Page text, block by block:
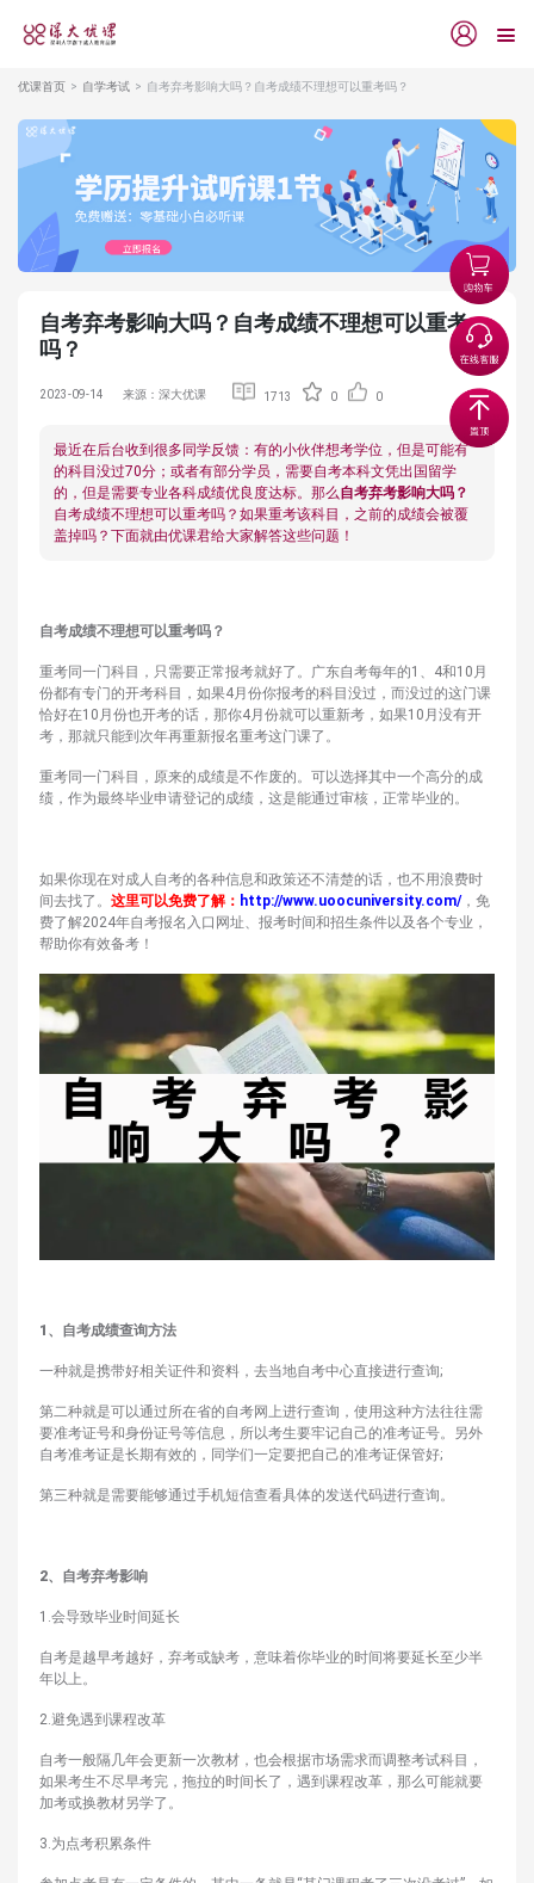
优课首页 自学考试 自考弃考影响大吗？自考成绩不理想可以重考吗？
自考弃考影响大吗？自考成绩不理想可以重考
吗？
2023-09-14 来源：深大优课 1713 0 0
最近在后台收到很多同学反馈：有的小伙伴想考学位，但是可能有
的科目没过70分；或者有部分学员，需要自考本科文凭出国留学
的，但是需要专业各科成绩优良度达标。那么自考弃考影响大吗？
自考成绩不理想可以重考吗？如果重考该科目，之前的成绩会被覆
盖掉吗？下面就由优课君给大家解答这些问题！
自考成绩不理想可以重考吗？
重考同一门科目，只需要正常报考就好了。广东自考每年的1、4和10月
份都有专门的开考科目，如果4月份你报考的科目没过，而没过的这门课
恰好在10月份也开考的话，那你4月份就可以重新考，如果10月没有开
考，那就只能到次年再重新报名重考这门课了。
重考同一门科目，原来的成绩是不作废的。可以选择其中一个高分的成
绩，作为最终毕业申请登记的成绩，这是能通过审核，正常毕业的。
如果你现在对成人自考的各种信息和政策还不清楚的话，也不用浪费时
间去找了。 这里可以免费了解： http://www.uoocuniversity.com/，免
费了解2024年自考报名入口网址、报考时间和招生条件以及各个专业，
帮助你有效备考！
1 、 自考成绩查询方法
一种就是携带好相关证件和资料，去当地自考中心直接进行查询;
第二种就是可以通过所在省的自考网上进行查询，使用这种方法往往需
要准考证号和身份证号等信息，所以考生要牢记自己的准考证号。另外
自考准考证是长期有效的，同学们一定要把自己的准考证保管好;
第三种就是需要能够通过手机短信查看具体的发送代码进行查询。
2、 自考弃考影响
1.会导致毕业时间延长
自考是越早考越好，弃考或缺考，意味着你毕业的时间将要延长至少半
年以上。
2.避免遇到课程改革
自考一般隔几年会更新一次教材，也会根据市场需求而调整考试科目，
如果考生不尽早考完，拖拉的时间长了，遇到课程改革，那么可能就要
加考或换教材另学了。
3.为点考积累条件